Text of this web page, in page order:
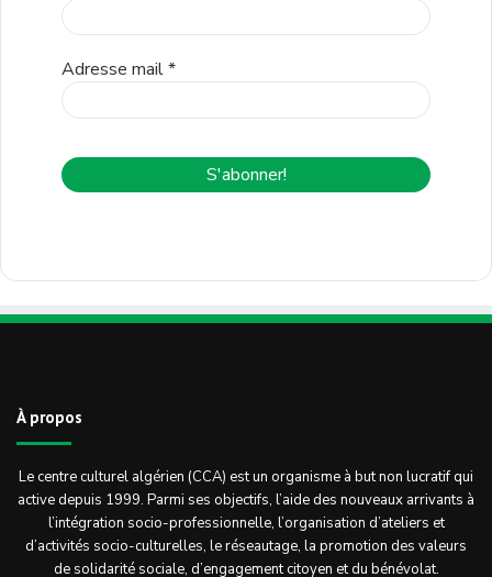
Adresse mail*
À propos
Le centre culturel algérien (CCA) est un organisme à but non lucratif qui
active depuis 1999. Parmi ses objectifs, l’aide des nouveaux arrivants à
l’intégration socio-professionnelle, l’organisation d’ateliers et
d’activités socio-culturelles, le réseautage, la promotion des valeurs
de solidarité sociale, d’engagement citoyen et du bénévolat.